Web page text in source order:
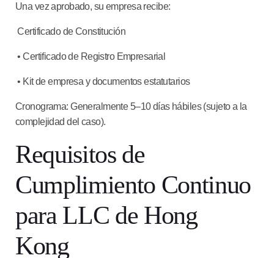
Una vez aprobado, su empresa recibe:
Certificado de Constitución
• Certificado de Registro Empresarial
• Kit de empresa y documentos estatutarios
Cronograma: Generalmente 5–10 días hábiles (sujeto a la
complejidad del caso).
Requisitos de
Cumplimiento Continuo
para LLC de Hong
Kong